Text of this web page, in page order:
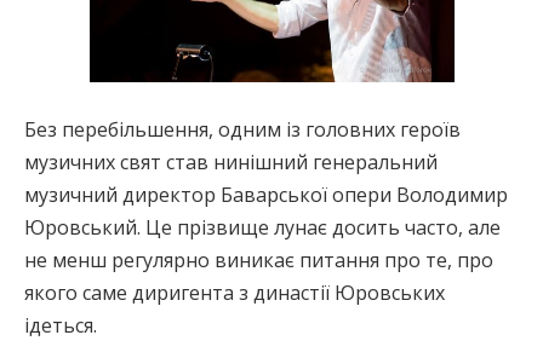
Без перебільшення, одним із головних героїв
музичних свят став нинішний генеральний
музичний директор Баварської опери Володимир
Юровський. Це прізвище лунає досить часто, але
не менш регулярно виникає питання про те, про
якого саме диригента з династії Юровських
ідеться.